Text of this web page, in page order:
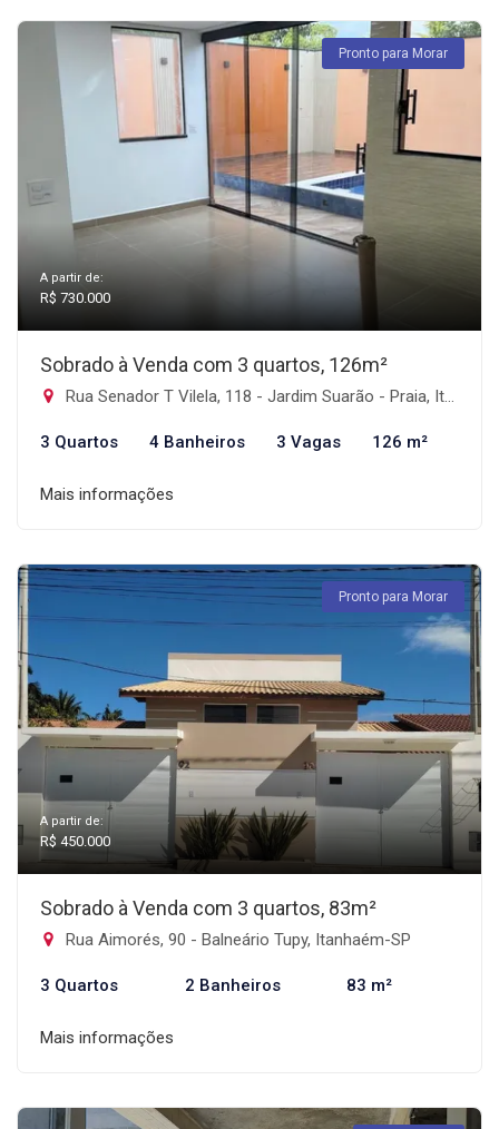
Pronto para Morar
A partir de:
R$ 730.000
Sobrado à Venda com 3 quartos, 126m²
Rua Senador T Vilela, 118 - Jardim Suarão - Praia, Itanhaém-SP
3 Quartos 4 Banheiros 3 Vagas 126 m²
Mais informações
Pronto para Morar
A partir de:
R$ 450.000
Sobrado à Venda com 3 quartos, 83m²
Rua Aimorés, 90 - Balneário Tupy, Itanhaém-SP
3 Quartos 2 Banheiros 83 m²
Mais informações